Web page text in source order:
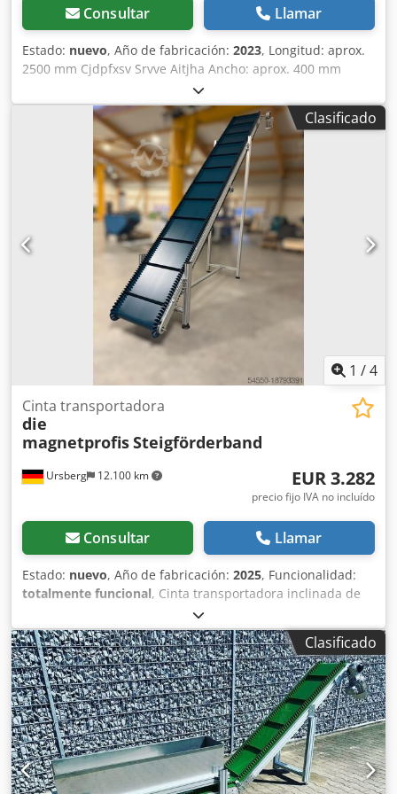
flexión transversal Debido al borde ondulado en ambos
lados, se reduce el ancho útil de la banda: Ancho útil
500mm, según lo siguiente: (vista superior) Disposición
transversal 50+500+50mm
Consultar Llamar
Estado: nuevo, Año de fabricación: 2023, Longitud: aprox.
2500 mm Cjdpfxsv Srvve Aitjha Ancho: aprox. 400 mm
Altura de descarga: aprox. 1650 mm Peso: 290 kilogramos
Motor: 0,75 kW Precios franco fábrica Envío según esfuerzo
Clasificado
1 /4
Ursberg 12.100 km
Cinta transportadora
die
magnetprofisSteigförderband
EUR 3.282
precio fijo IVA no incluído
Consultar Llamar
Estado: nuevo, Año de fabricación: 2025, Funcionalidad:
totalmente funcional, Cinta transportadora inclinada de
aluminio con subestructura Incluye patas ajustables y pies
de máquina para nivelar terrenos irregulares. - Altura de
alimentación: 300 mm - Alcance ascendente: 4.500 mm -
Altura de descarga: 3.000mm Ejecución: Construcción de
aluminio - Perfil doble reforzado 90x45mm - placa de
extracción de superficie completa Rodillo de arrastre +
rodillo deflector de acero S235 soldado y mecanizado
Ø100x520mm coronado, eje fijado con cojinetes de
inserción. Accionamiento: Motorreductor deslizante de
0,55 kW, velocidad 0,3-0,5 m/seg. Conexión 230/400V, 50Hz
Clasificado